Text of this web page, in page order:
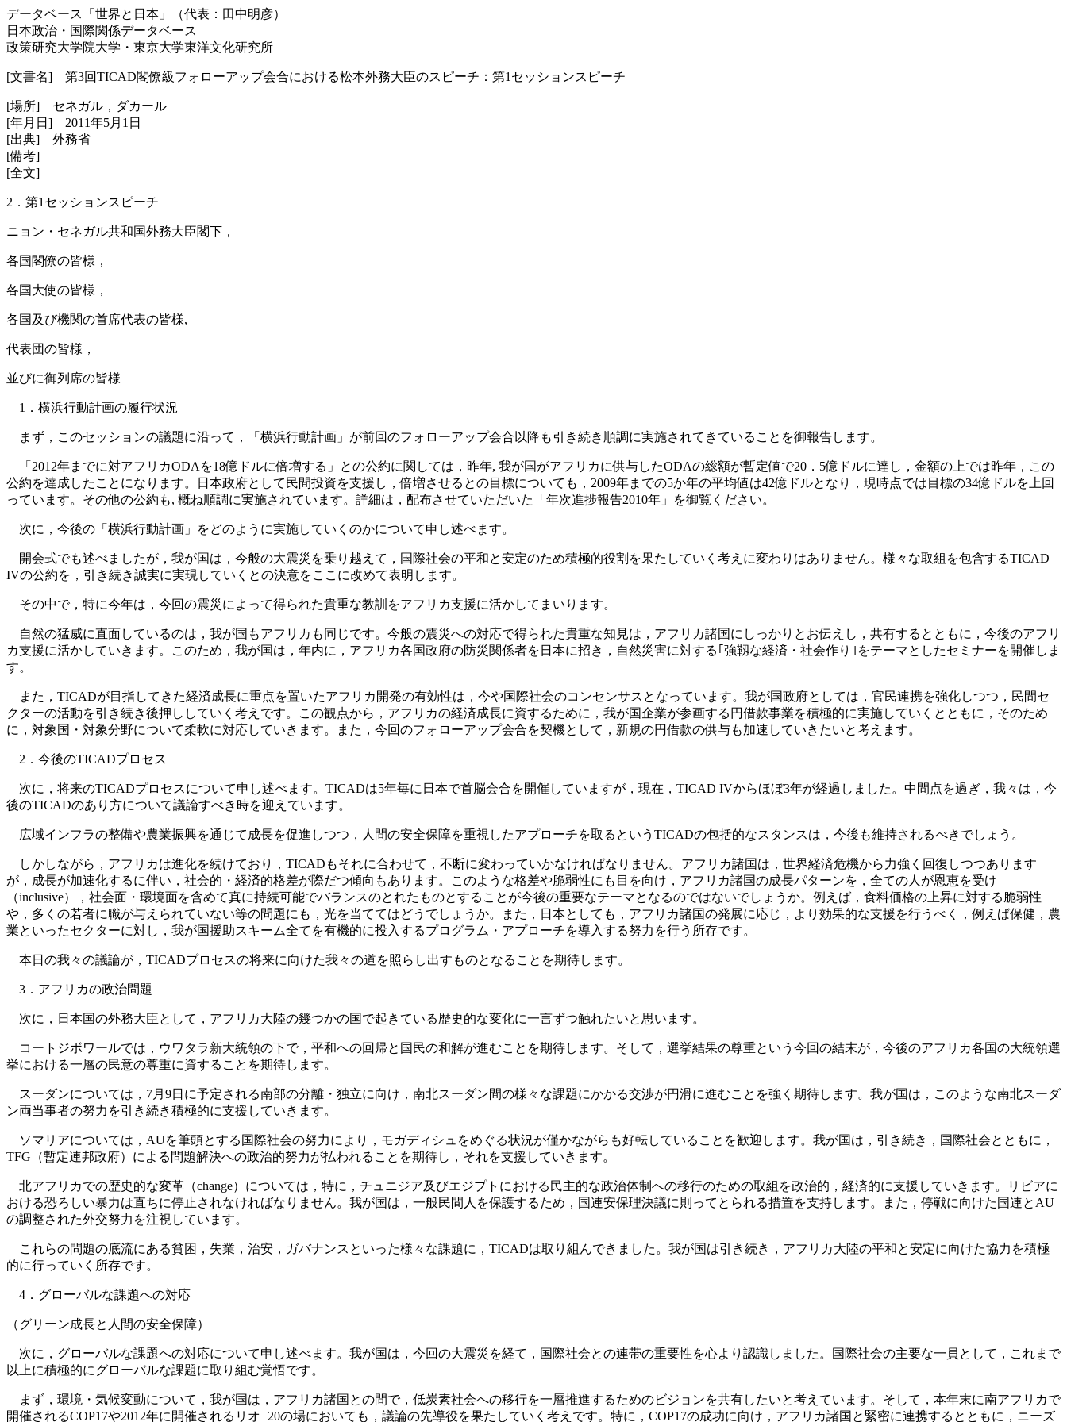
データベース「世界と日本」（代表：田中明彦）
日本政治・国際関係データベース
政策研究大学院大学・東京大学東洋文化研究所
[文書名] 第3回TICAD閣僚級フォローアップ会合における松本外務大臣のスピーチ：第1セッションスピーチ
[場所] セネガル，ダカール
[年月日] 2011年5月1日
[出典] 外務省
[備考]
[全文]
2．第1セッションスピーチ
ニョン・セネガル共和国外務大臣閣下，
各国閣僚の皆様，
各国大使の皆様，
各国及び機関の首席代表の皆様,
代表団の皆様，
並びに御列席の皆様
1．横浜行動計画の履行状況
まず，このセッションの議題に沿って，「横浜行動計画」が前回のフォローアップ会合以降も引き続き順調に実施されてきていることを御報告します。
「2012年までに対アフリカODAを18億ドルに倍増する」との公約に関しては，昨年, 我が国がアフリカに供与したODAの総額が暫定値で20．5億ドルに達し，金額の上では昨年，この
公約を達成したことになります。日本政府として民間投資を支援し，倍増させるとの目標についても，2009年までの5か年の平均値は42億ドルとなり，現時点では目標の34億ドルを上回
っています。その他の公約も, 概ね順調に実施されています。詳細は，配布させていただいた「年次進捗報告2010年」を御覧ください。
次に，今後の「横浜行動計画」をどのように実施していくのかについて申し述べます。
開会式でも述べましたが，我が国は，今般の大震災を乗り越えて，国際社会の平和と安定のため積極的役割を果たしていく考えに変わりはありません。様々な取組を包含するTICAD
IVの公約を，引き続き誠実に実現していくとの決意をここに改めて表明します。
その中で，特に今年は，今回の震災によって得られた貴重な教訓をアフリカ支援に活かしてまいります。
自然の猛威に直面しているのは，我が国もアフリカも同じです。今般の震災への対応で得られた貴重な知見は，アフリカ諸国にしっかりとお伝えし，共有するとともに，今後のアフリ
カ支援に活かしていきます。このため，我が国は，年内に，アフリカ各国政府の防災関係者を日本に招き，自然災害に対する｢強靱な経済・社会作り｣をテーマとしたセミナーを開催しま
す。
また，TICADが目指してきた経済成長に重点を置いたアフリカ開発の有効性は，今や国際社会のコンセンサスとなっています。我が国政府としては，官民連携を強化しつつ，民間セ
クターの活動を引き続き後押ししていく考えです。この観点から，アフリカの経済成長に資するために，我が国企業が参画する円借款事業を積極的に実施していくとともに，そのため
に，対象国・対象分野について柔軟に対応していきます。また，今回のフォローアップ会合を契機として，新規の円借款の供与も加速していきたいと考えます。
2．今後のTICADプロセス
次に，将来のTICADプロセスについて申し述べます。TICADは5年毎に日本で首脳会合を開催していますが，現在，TICAD IVからほぼ3年が経過しました。中間点を過ぎ，我々は，今
後のTICADのあり方について議論すべき時を迎えています。
広域インフラの整備や農業振興を通じて成長を促進しつつ，人間の安全保障を重視したアプローチを取るというTICADの包括的なスタンスは，今後も維持されるべきでしょう。
しかしながら，アフリカは進化を続けており，TICADもそれに合わせて，不断に変わっていかなければなりません。アフリカ諸国は，世界経済危機から力強く回復しつつあります
が，成長が加速化するに伴い，社会的・経済的格差が際だつ傾向もあります。このような格差や脆弱性にも目を向け，アフリカ諸国の成長パターンを，全ての人が恩恵を受け
（inclusive），社会面・環境面を含めて真に持続可能でバランスのとれたものとすることが今後の重要なテーマとなるのではないでしょうか。例えば，食料価格の上昇に対する脆弱性
や，多くの若者に職が与えられていない等の問題にも，光を当ててはどうでしょうか。また，日本としても，アフリカ諸国の発展に応じ，より効果的な支援を行うべく，例えば保健，農
業といったセクターに対し，我が国援助スキーム全てを有機的に投入するプログラム・アプローチを導入する努力を行う所存です。
本日の我々の議論が，TICADプロセスの将来に向けた我々の道を照らし出すものとなることを期待します。
3．アフリカの政治問題
次に，日本国の外務大臣として，アフリカ大陸の幾つかの国で起きている歴史的な変化に一言ずつ触れたいと思います。
コートジボワールでは，ウワタラ新大統領の下で，平和への回帰と国民の和解が進むことを期待します。そして，選挙結果の尊重という今回の結末が，今後のアフリカ各国の大統領選
挙における一層の民意の尊重に資することを期待します。
スーダンについては，7月9日に予定される南部の分離・独立に向け，南北スーダン間の様々な課題にかかる交渉が円滑に進むことを強く期待します。我が国は，このような南北スーダ
ン両当事者の努力を引き続き積極的に支援していきます。
ソマリアについては，AUを筆頭とする国際社会の努力により，モガディシュをめぐる状況が僅かながらも好転していることを歓迎します。我が国は，引き続き，国際社会とともに，
TFG（暫定連邦政府）による問題解決への政治的努力が払われることを期待し，それを支援していきます。
北アフリカでの歴史的な変革（change）については，特に，チュニジア及びエジプトにおける民主的な政治体制への移行のための取組を政治的，経済的に支援していきます。リビアに
おける恐ろしい暴力は直ちに停止されなければなりません。我が国は，一般民間人を保護するため，国連安保理決議に則ってとられる措置を支持します。また，停戦に向けた国連とAU
の調整された外交努力を注視しています。
これらの問題の底流にある貧困，失業，治安，ガバナンスといった様々な課題に，TICADは取り組んできました。我が国は引き続き，アフリカ大陸の平和と安定に向けた協力を積極
的に行っていく所存です。
4．グローバルな課題への対応
（グリーン成長と人間の安全保障）
次に，グローバルな課題への対応について申し述べます。我が国は，今回の大震災を経て，国際社会との連帯の重要性を心より認識しました。国際社会の主要な一員として，これまで
以上に積極的にグローバルな課題に取り組む覚悟です。
まず，環境・気候変動について，我が国は，アフリカ諸国との間で，低炭素社会への移行を一層推進するためのビジョンを共有したいと考えています。そして，本年末に南アフリカで
開催されるCOP17や2012年に開催されるリオ+20の場においても，議論の先導役を果たしていく考えです。特に，COP17の成功に向け，アフリカ諸国と緊密に連携するとともに，ニーズ